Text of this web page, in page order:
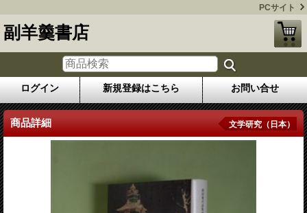
PCサイト
副羊羹書店
ログイン 新規登録はこちら お問い合せ
商品詳細 文学研究（日本）